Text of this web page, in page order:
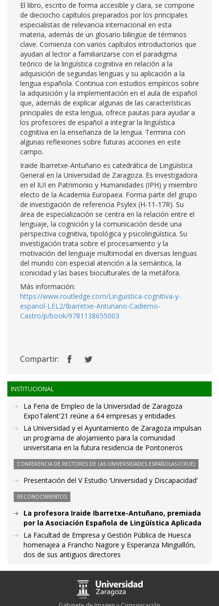
El libro, escrito de forma accesible y clara, se compone
de dieciocho capítulos preparados por los principales
especialistas de relevancia internacional en esta
materia, además de un glosario bilingüe de términos
clave. Comienza con varios capítulos introductorios que
ayudan al lector a familiarizarse con el paradigma
teórico de la lingüística cognitiva en relación a la
adquisición de segundas lenguas y su aplicación a la
lengua española. Continua con estudios empíricos sobre
la adquisición y la implementación en el aula de español
que, además de explicar algunas de las características
principales de esta lengua, ofrece pautas para ayudar a
los profesores de español a integrar la lingüística
cognitiva en la enseñanza de la lengua. Termina con
algunas reflexiones sobre futuras acciones en este
campo.
Iraide Ibarretxe-Antuñano es catedrática de Lingüística
General en la Universidad de Zaragoza. Es investigadora
en el IUI en Patrimonio y Humanidades (IPH) y miembro
electo de la Academia Europaea. Forma parte del grupo
de investigación de referencia Psylex (H-11-17R). Su
área de especialización se centra en la relación entre el
lenguaje, la cognición y la comunicación desde una
perspectiva cognitiva, tipológica y psicolingüística. Su
investigación trata sobre el procesamiento y la
motivación del lenguaje multimodal en diversas lenguas
del mundo con especial atención a la semántica, la
iconicidad y las bases bioculturales de la metáfora.
Más información:
https://www.routledge.com/Linguistica-cognitiva-y-
espanol-LEL2/Ibarretxe-Antunano-Cadierno-
Castro/p/book/9781138655003
Compartir:
INSTITUCIONAL
La Feria de Empleo de la Universidad de Zaragoza
ExpoTalent'21 reúne a 64 empresas y entidades
La Universidad y el Ayuntamiento de Zaragoza impulsan
un programa de alojamiento para la comunidad
universitaria en la futura residencia de Pontoneros
CONFERENCIA DE RECTORES DE LAS UNIVERSIDADES ESPAÑOLAS (CRUE)
Presentación del V Estudio ‘Universidad y Discapacidad’
RECONOCIMIENTOS
La profesora Iraide Ibarretxe-Antuñano, premiada
por la Asociación Española de Lingüística Aplicada
La Facultad de Empresa y Gestión Pública de Huesca
homenajea a Francho Nagore y Esperanza Minguillón,
dos de sus antiguos directores